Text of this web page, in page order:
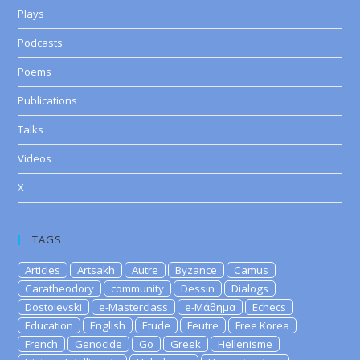
Plays
Podcasts
Poems
Publications
Talks
Videos
X
TAGS
Articles Artsakh Autre Byzance
Camus
Caratheodory
community Dessin
Dialogs
Dostoievski
e-Masterclass e-Μάθημα
Echecs
Education
English Etude Feutre
Free Korea
French
Genocide Go Greek
Hellenisme